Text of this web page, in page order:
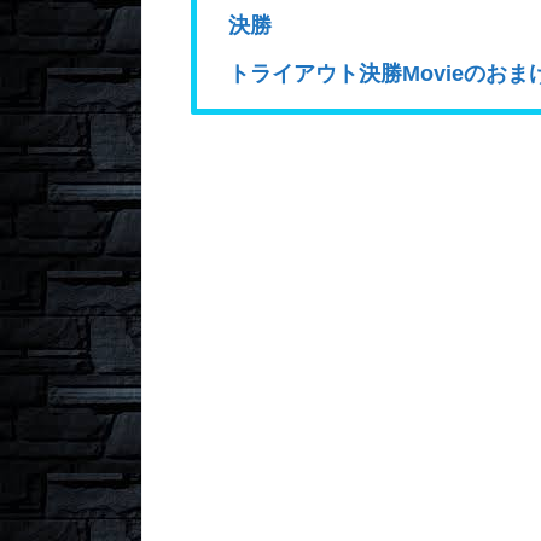
決勝
トライアウト決勝Movieのおま